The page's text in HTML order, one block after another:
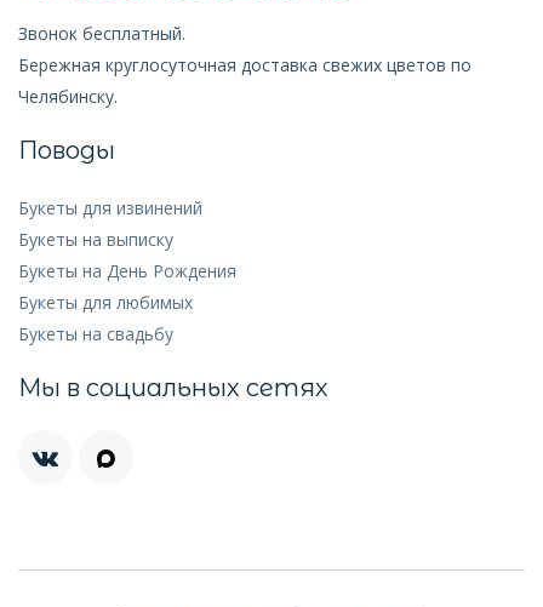
Звонок бесплатный.
Бережная круглосуточная доставка свежих цветов по
Челябинску.
Поводы
Букеты для извинений
Букеты на выписку
Букеты на День Рождения
Букеты для любимых
Букеты на свадьбу
Мы в социальных сетях